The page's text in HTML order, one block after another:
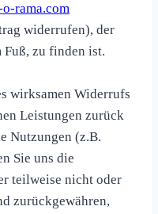
o-rama.com
widerrufen), der
Fuß, zu finden ist.
wirksamen Widerrufs
Leistungen zurück
Nutzungen (z.B.
Sie uns die
teilweise nicht oder
zurückgewähren,